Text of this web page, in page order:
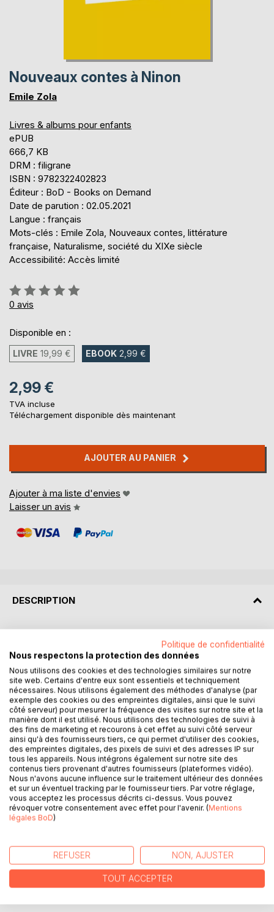
Nouveaux contes à Ninon
Emile Zola
Livres & albums pour enfants
ePUB
666,7 KB
DRM : filigrane
ISBN : 9782322402823
Éditeur : BoD - Books on Demand
Date de parution : 02.05.2021
Langue : français
Mots-clés : Emile Zola, Nouveaux contes, littérature
française, Naturalisme, société du XIXe siècle
Accessibilité: Accès limité
Évaluation:
0%
0 avis
Disponible en :
LIVRE 19,99 € EBOOK 2,99 €
2,99 €
TVA incluse
Téléchargement disponible dès maintenant
AJOUTER AU PANIER
Ajouter à ma liste d'envies
Laisser un avis
DESCRIPTION
"Nouveaux contes à Ninon" d'Émile Zola est une collection
de nouvelles qui explore les thèmes de l'amour, de la
nature humaine et des complexités sociales. À travers une
série de récits captivants, Zola dépeint des personnages
variés, chacun confronté à des dilemmes moraux et
émotionnels. Les contes oscillent entre réalisme poignant
et touches de fantastique, offrant un miroir des
préoccupations de l'époque. Zola utilise une prose riche et
descriptive pour immerger le lecteur dans des univers
tantôt familiers, tantôt étranges. Ces histoires courtes, tout
en étant divertissantes, incitent à la réflexion sur les valeurs
humaines et les choix individuels. Chaque conte est une
fenêtre sur les préoccupations sociales du XIXe siècle,
abordant des sujets tels que la pauvreté, l'injustice et les
en laissant place à une certaine poésie dans l'évocation
des sentiments. "Nouveaux contes à Ninon" est une
oeuvre qui témoigne de la maîtrise narrative de Zola et de
Politique de confidentialité
Nous respectons la protection des données
Nous utilisons des cookies et des technologies similaires sur notre
site web. Certains d'entre eux sont essentiels et techniquement
nécessaires. Nous utilisons également des méthodes d'analyse (par
exemple des cookies ou des empreintes digitales, ainsi que le suivi
côté serveur) pour mesurer la fréquence des visites sur notre site et la
manière dont il est utilisé. Nous utilisons des technologies de suivi à
des fins de marketing et recourons à cet effet au suivi côté serveur
ainsi qu'à des fournisseurs tiers, ce qui permet d'utiliser des cookies,
des empreintes digitales, des pixels de suivi et des adresses IP sur
tous les appareils. Nous intégrons également sur notre site des
contenus tiers provenant d'autres fournisseurs (plateformes vidéo).
Nous n'avons aucune influence sur le traitement ultérieur des données
et sur un éventuel tracking par le fournisseur tiers. Par votre réglage,
vous acceptez les processus décrits ci-dessus. Vous pouvez
révoquer votre consentement avec effet pour l'avenir. (Mentions
légales BoD)
REFUSER NON, AJUSTER
TOUT ACCEPTER